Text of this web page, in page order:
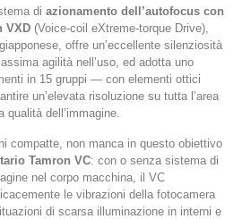
di azionamento dell’autofocus con
VXD (Voice-coil eXtreme-torque Drive),
offre un’eccellente silenziosità
agilità nell’uso, ed adotta uno
in 15 gruppi — con elementi ottici
un’elevata risoluzione su tutta l’area
qualità dell’immagine.
compatte, non manca in questo obiettivo
Tamron VC: con o senza sistema di
nel corpo macchina, il VC
le vibrazioni della fotocamera
di scarsa illuminazione in interni e